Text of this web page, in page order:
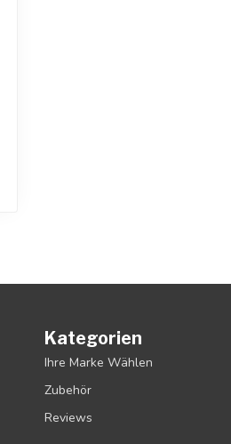
Kategorien
Ihre Marke Wählen
Zubehör
Reviews